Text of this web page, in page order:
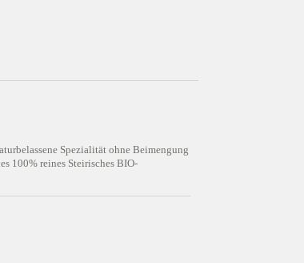
Spezialität ohne Beimengung
100% reines Steirisches BIO-